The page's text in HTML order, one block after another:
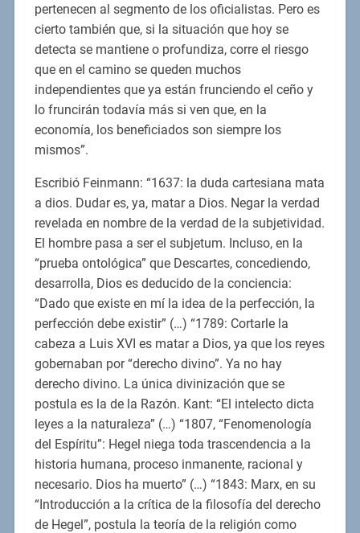
pertenecen al segmento de los oficialistas. Pero es
cierto también que, si la situación que hoy se
detecta se mantiene o profundiza, corre el riesgo
que en el camino se queden muchos
independientes que ya están frunciendo el ceño y
lo fruncirán todavía más si ven que, en la
economía, los beneficiados son siempre los
mismos”.
Escribió Feinmann: “1637: la duda cartesiana mata
a dios. Dudar es, ya, matar a Dios. Negar la verdad
revelada en nombre de la verdad de la subjetividad.
El hombre pasa a ser el subjetum. Incluso, en la
“prueba ontológica” que Descartes, concediendo,
desarrolla, Dios es deducido de la conciencia:
“Dado que existe en mí la idea de la perfección, la
perfección debe existir” (…) “1789: Cortarle la
cabeza a Luis XVI es matar a Dios, ya que los reyes
gobernaban por “derecho divino”. Ya no hay
derecho divino. La única divinización que se
postula es la de la Razón. Kant: “El intelecto dicta
leyes a la naturaleza” (…) “1807, “Fenomenología
del Espíritu”: Hegel niega toda trascendencia a la
historia humana, proceso inmanente, racional y
necesario. Dios ha muerto” (…) “1843: Marx, en su
“Introducción a la crítica de la filosofía del derecho
de Hegel”, postula la teoría de la religión como